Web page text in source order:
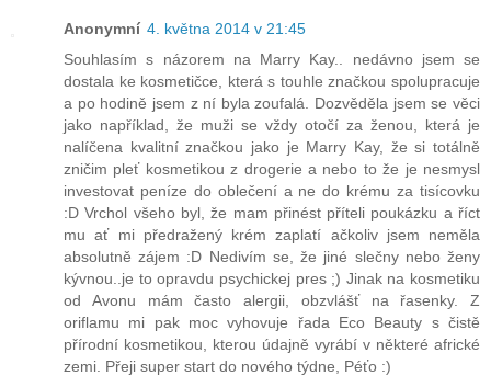
Anonymní 4. května 2014 v 21:45
Souhlasím s názorem na Marry Kay.. nedávno jsem se
dostala ke kosmetičce, která s touhle značkou spolupracuje
a po hodině jsem z ní byla zoufalá. Dozvěděla jsem se věci
jako například, že muži se vždy otočí za ženou, která je
nalíčena kvalitní značkou jako je Marry Kay, že si totálně
zničim pleť kosmetikou z drogerie a nebo to že je nesmysl
investovat peníze do oblečení a ne do krému za tisícovku
:D Vrchol všeho byl, že mam přinést příteli poukázku a říct
mu ať mi předražený krém zaplatí ačkoliv jsem neměla
absolutně zájem :D Nedivím se, že jiné slečny nebo ženy
kývnou..je to opravdu psychickej pres ;) Jinak na kosmetiku
od Avonu mám často alergii, obzvlášť na řasenky. Z
oriflamu mi pak moc vyhovuje řada Eco Beauty s čistě
přírodní kosmetikou, kterou údajně vyrábí v některé africké
zemi. Přeji super start do nového týdne, Péťo :)